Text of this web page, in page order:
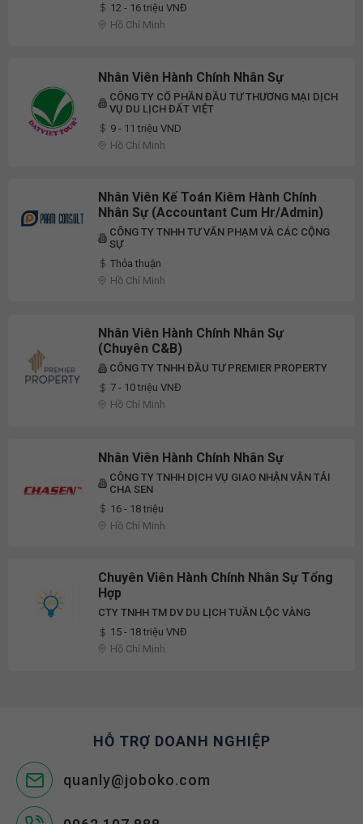
12 - 16 triệu VNĐ
Hồ Chí Minh
Nhân Viên Hành Chính Nhân Sự
CÔNG TY CỔ PHẦN ĐẦU TƯ THƯƠNG MẠI DỊCH
VỤ DU LỊCH ĐẤT VIỆT
9 - 11 triệu VND
Hồ Chí Minh
Nhân Viên Kế Toán Kiêm Hành Chính
Nhân Sự (Accountant Cum Hr/Admin)
CÔNG TY TNHH TƯ VẤN PHẠM VÀ CÁC CỘNG
SỰ
Thỏa thuận
Hồ Chí Minh
Nhân Viên Hành Chính Nhân Sự
(Chuyên C&B)
CÔNG TY TNHH ĐẦU TƯ PREMIER PROPERTY
7 - 10 triệu VNĐ
Hồ Chí Minh
Nhân Viên Hành Chính Nhân Sự
CÔNG TY TNHH DỊCH VỤ GIAO NHẬN VẬN TẢI
CHA SEN
16 - 18 triệu
Hồ Chí Minh
Chuyên Viên Hành Chính Nhân Sự Tổng
Hợp
CTY TNHH TM DV DU LỊCH TUẦN LỘC VÀNG
15 - 18 triệu VNĐ
Hồ Chí Minh
HỖ TRỢ DOANH NGHIỆP
quanly@joboko.com